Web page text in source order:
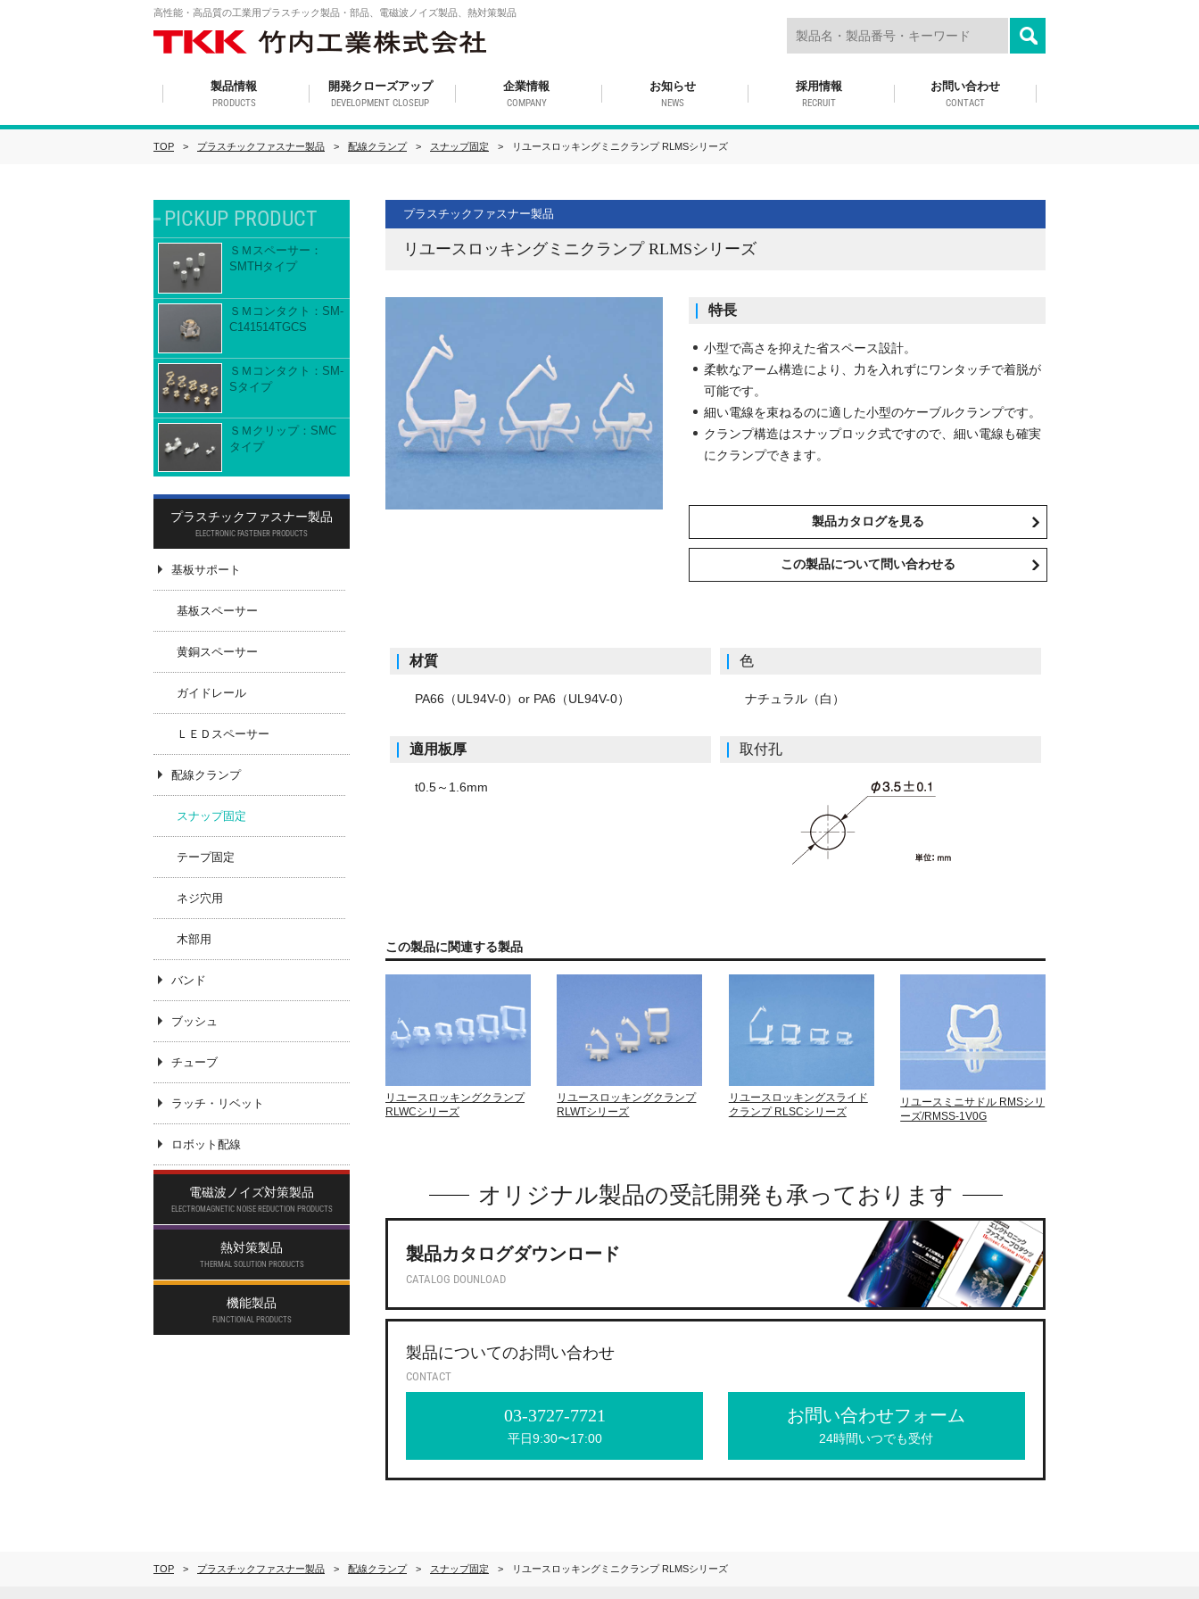
高性能・高品質の工業用プラスチック製品・部品、電磁波ノイズ製品、熱対策製品
製品情報
PRODUCTS
開発クローズアップ
DEVELOPMENT CLOSEUP
企業情報
COMPANY
お知らせ
NEWS
採用情報
RECRUIT
お問い合わせ
CONTACT
TOP プラスチックファスナー製品 配線クランプ スナップ固定 リユースロッキングミニクランプ RLMSシリーズ
プラスチックファスナー製品
リユースロッキングミニクランプ RLMSシリーズ
特長
小型で高さを抑えた省スペース設計。
柔軟なアーム構造により、力を入れずにワンタッチで着脱が
可能です。
細い電線を束ねるのに適した小型のケーブルクランプです。
クランプ構造はスナップロック式ですので、細い電線も確実
にクランプできます。
製品カタログを見る
この製品について問い合わせる
材質
PA66（UL94V-0）or PA6（UL94V-0）
適用板厚
t0.5～1.6mm
色
ナチュラル（白）
取付孔
この製品に関連する製品
リユースロッキングクランプ
RLWCシリーズ
リユースロッキングクランプ
RLWTシリーズ
リユースロッキングスライド
クランプ RLSCシリーズ
リユースミニサドル RMSシリ
ーズ/RMSS-1V0G
オリジナル製品の受託開発も承っております
製品カタログダウンロード
CATALOG DOUNLOAD
製品についてのお問い合わせ
CONTACT
03-3727-7721
平日9:30〜17:00
お問い合わせフォーム
24時間いつでも受付
PICKUP PRODUCT
ＳＭスペーサー：
SMTHタイプ
ＳＭコンタクト：SM-
C141514TGCS
ＳＭコンタクト：SM-
Sタイプ
ＳＭクリップ：SMC
タイプ
プラスチックファスナー製品
ELECTRONIC FASTENER PRODUCTS
基板サポート
基板スペーサー
黄銅スペーサー
ガイドレール
ＬＥＤスペーサー
配線クランプ
スナップ固定
テープ固定
ネジ穴用
木部用
バンド
ブッシュ
チューブ
ラッチ・リベット
ロボット配線
電磁波ノイズ対策製品
ELECTROMAGNETIC NOISE REDUCTION PRODUCTS
熱対策製品
THERMAL SOLUTION PRODUCTS
機能製品
FUNCTIONAL PRODUCTS
TOP プラスチックファスナー製品 配線クランプ スナップ固定 リユースロッキングミニクランプ RLMSシリーズ